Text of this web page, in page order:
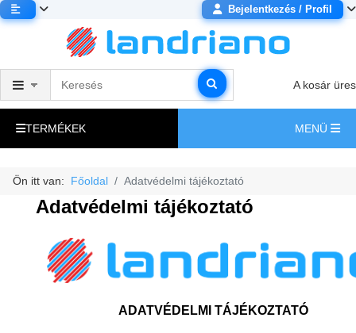
Bejelentkezés / Profil
A kosár üres
TERMÉKEK MENÜ
Ön itt van: Főoldal Adatvédelmi tájékoztató
Adatvédelmi tájékoztató
ADATVÉDELMI TÁJÉKOZTATÓ